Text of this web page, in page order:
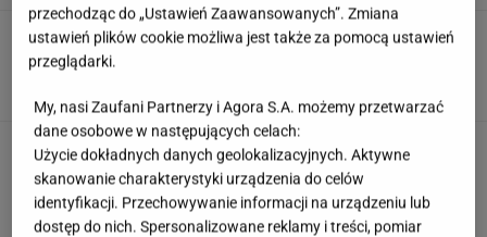
Quiz. Rozpoznasz miasto na zdjęciu? Wybierz
To jeden z najczęstszych błędów przed
zagranicznym wyjazdem. O tym wiele osób
zapomina
MATERIAŁ PROMOCYJNY
przechodząc do „Ustawień Zaawansowanych”. Zmiana
ustawień plików cookie możliwa jest także za pomocą ustawień
przeglądarki.
My, nasi Zaufani Partnerzy i Agora S.A. możemy przetwarzać
dane osobowe w następujących celach:
Użycie dokładnych danych geolokalizacyjnych. Aktywne
skanowanie charakterystyki urządzenia do celów
identyfikacji. Przechowywanie informacji na urządzeniu lub
dostęp do nich. Spersonalizowane reklamy i treści, pomiar